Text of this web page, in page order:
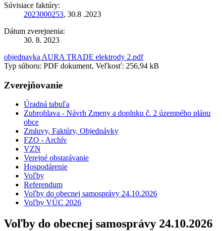
Súvisiace faktúry:
2023000253, 30.8 .2023
Dátum zverejnenia:
30. 8. 2023
objednavka AURA TRADE elektrody 2.pdf
Typ súboru: PDF dokument, Veľkosť: 256,94 kB
Zverejňovanie
Úradná tabuľa
Zubrohlava - Návrh Zmeny a doplnku č. 2 územného plánu
obce
Zmluvy, Faktúry, Objednávky
FZO - Archív
VZN
Verejné obstarávanie
Hospodárenie
Voľby
Referendum
Voľby do obecnej samosprávy 24.10.2026
Voľby VÚC 2026
Voľby do obecnej samosprávy 24.10.2026